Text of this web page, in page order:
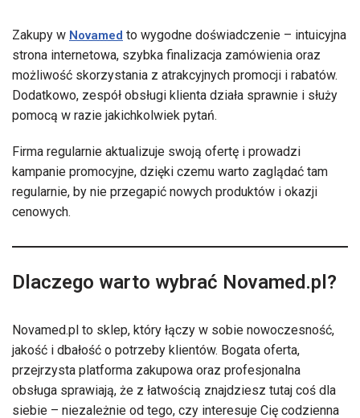
Zakupy w Novamed to wygodne doświadczenie – intuicyjna
strona internetowa, szybka finalizacja zamówienia oraz
możliwość skorzystania z atrakcyjnych promocji i rabatów.
Dodatkowo, zespół obsługi klienta działa sprawnie i służy
pomocą w razie jakichkolwiek pytań.
Firma regularnie aktualizuje swoją ofertę i prowadzi
kampanie promocyjne, dzięki czemu warto zaglądać tam
regularnie, by nie przegapić nowych produktów i okazji
cenowych.
Dlaczego warto wybrać Novamed.pl?
Novamed.pl to sklep, który łączy w sobie nowoczesność,
jakość i dbałość o potrzeby klientów. Bogata oferta,
przejrzysta platforma zakupowa oraz profesjonalna
obsługa sprawiają, że z łatwością znajdziesz tutaj coś dla
siebie – niezależnie od tego, czy interesuje Cię codzienna